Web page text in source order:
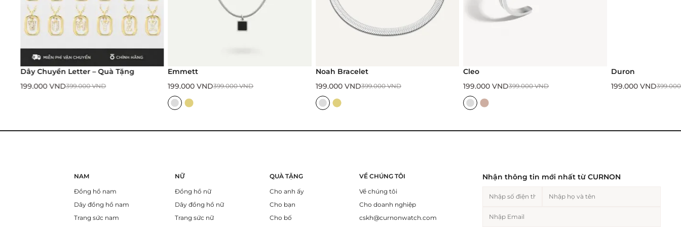
Dây Chuyền Letter – Quà Tặng
199.000VND399.000VND
Emmett
399.000VND
199.000VND
Noah Bracelet
399.000VND
199.000VND
Cleo
399.000VND
199.000VND
Duron
199.000VND
NAM
Đồng hồ nam
Dây đồng hồ nam
Trang sức nam
NỮ
Đồng hồ nữ
Dây đồng hồ nữ
Trang sức nữ
QUÀ TẶNG
Cho anh ấy
Cho bạn
Cho bố
VỀ CHÚNG TÔI
Về chúng tôi
Cho doanh nghiệp
cskh@curnonwatch.com
Nhận thông tin mới nhất từ CURNON